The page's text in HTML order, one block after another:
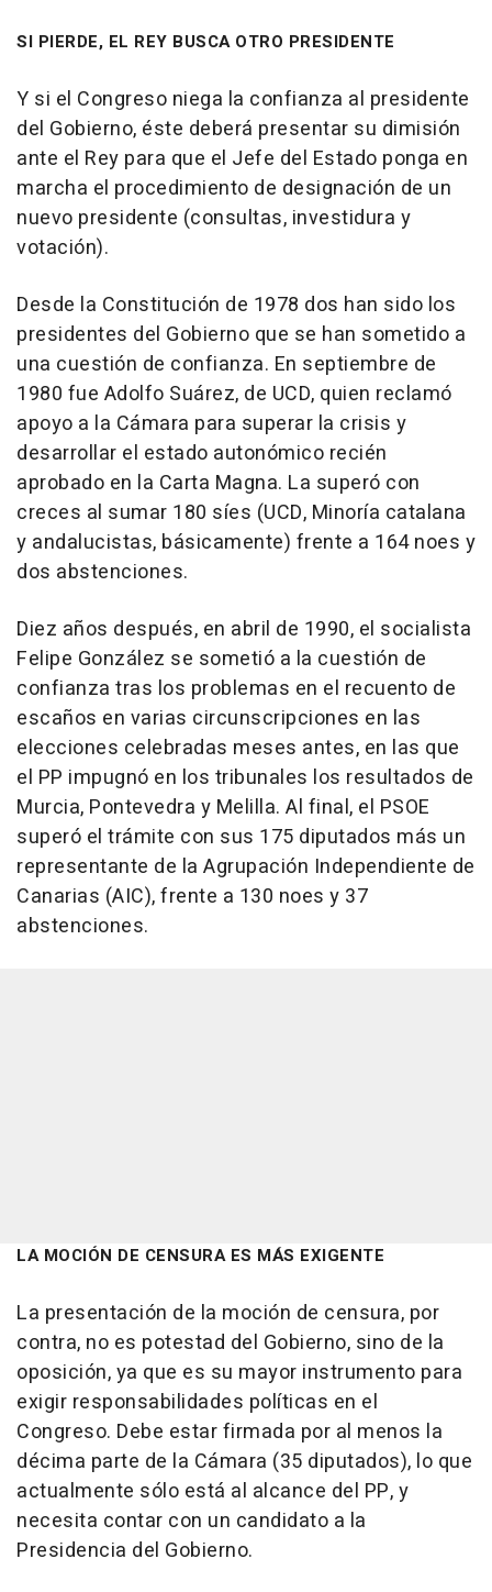
SI PIERDE, EL REY BUSCA OTRO PRESIDENTE
Y si el Congreso niega la confianza al presidente
del Gobierno, éste deberá presentar su dimisión
ante el Rey para que el Jefe del Estado ponga en
marcha el procedimiento de designación de un
nuevo presidente (consultas, investidura y
votación).
Desde la Constitución de 1978 dos han sido los
presidentes del Gobierno que se han sometido a
una cuestión de confianza. En septiembre de
1980 fue Adolfo Suárez, de UCD, quien reclamó
apoyo a la Cámara para superar la crisis y
desarrollar el estado autonómico recién
aprobado en la Carta Magna. La superó con
creces al sumar 180 síes (UCD, Minoría catalana
y andalucistas, básicamente) frente a 164 noes y
dos abstenciones.
Diez años después, en abril de 1990, el socialista
Felipe González se sometió a la cuestión de
confianza tras los problemas en el recuento de
escaños en varias circunscripciones en las
elecciones celebradas meses antes, en las que
el PP impugnó en los tribunales los resultados de
Murcia, Pontevedra y Melilla. Al final, el PSOE
superó el trámite con sus 175 diputados más un
representante de la Agrupación Independiente de
Canarias (AIC), frente a 130 noes y 37
abstenciones.
LA MOCIÓN DE CENSURA ES MÁS EXIGENTE
La presentación de la moción de censura, por
contra, no es potestad del Gobierno, sino de la
oposición, ya que es su mayor instrumento para
exigir responsabilidades políticas en el
Congreso. Debe estar firmada por al menos la
décima parte de la Cámara (35 diputados), lo que
actualmente sólo está al alcance del PP, y
necesita contar con un candidato a la
Presidencia del Gobierno.